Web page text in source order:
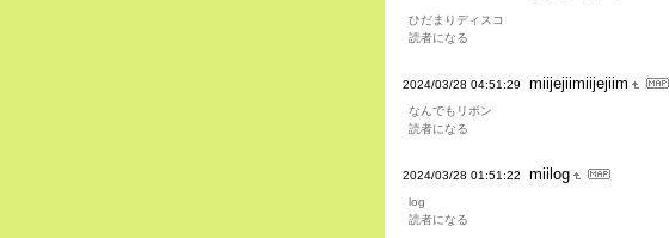
ひだまりディスコ
読者になる
2024/03/28 04:51:29 miijejiimiijejiim
なんでもリボン
読者になる
2024/03/28 01:51:22 miilog
log
読者になる